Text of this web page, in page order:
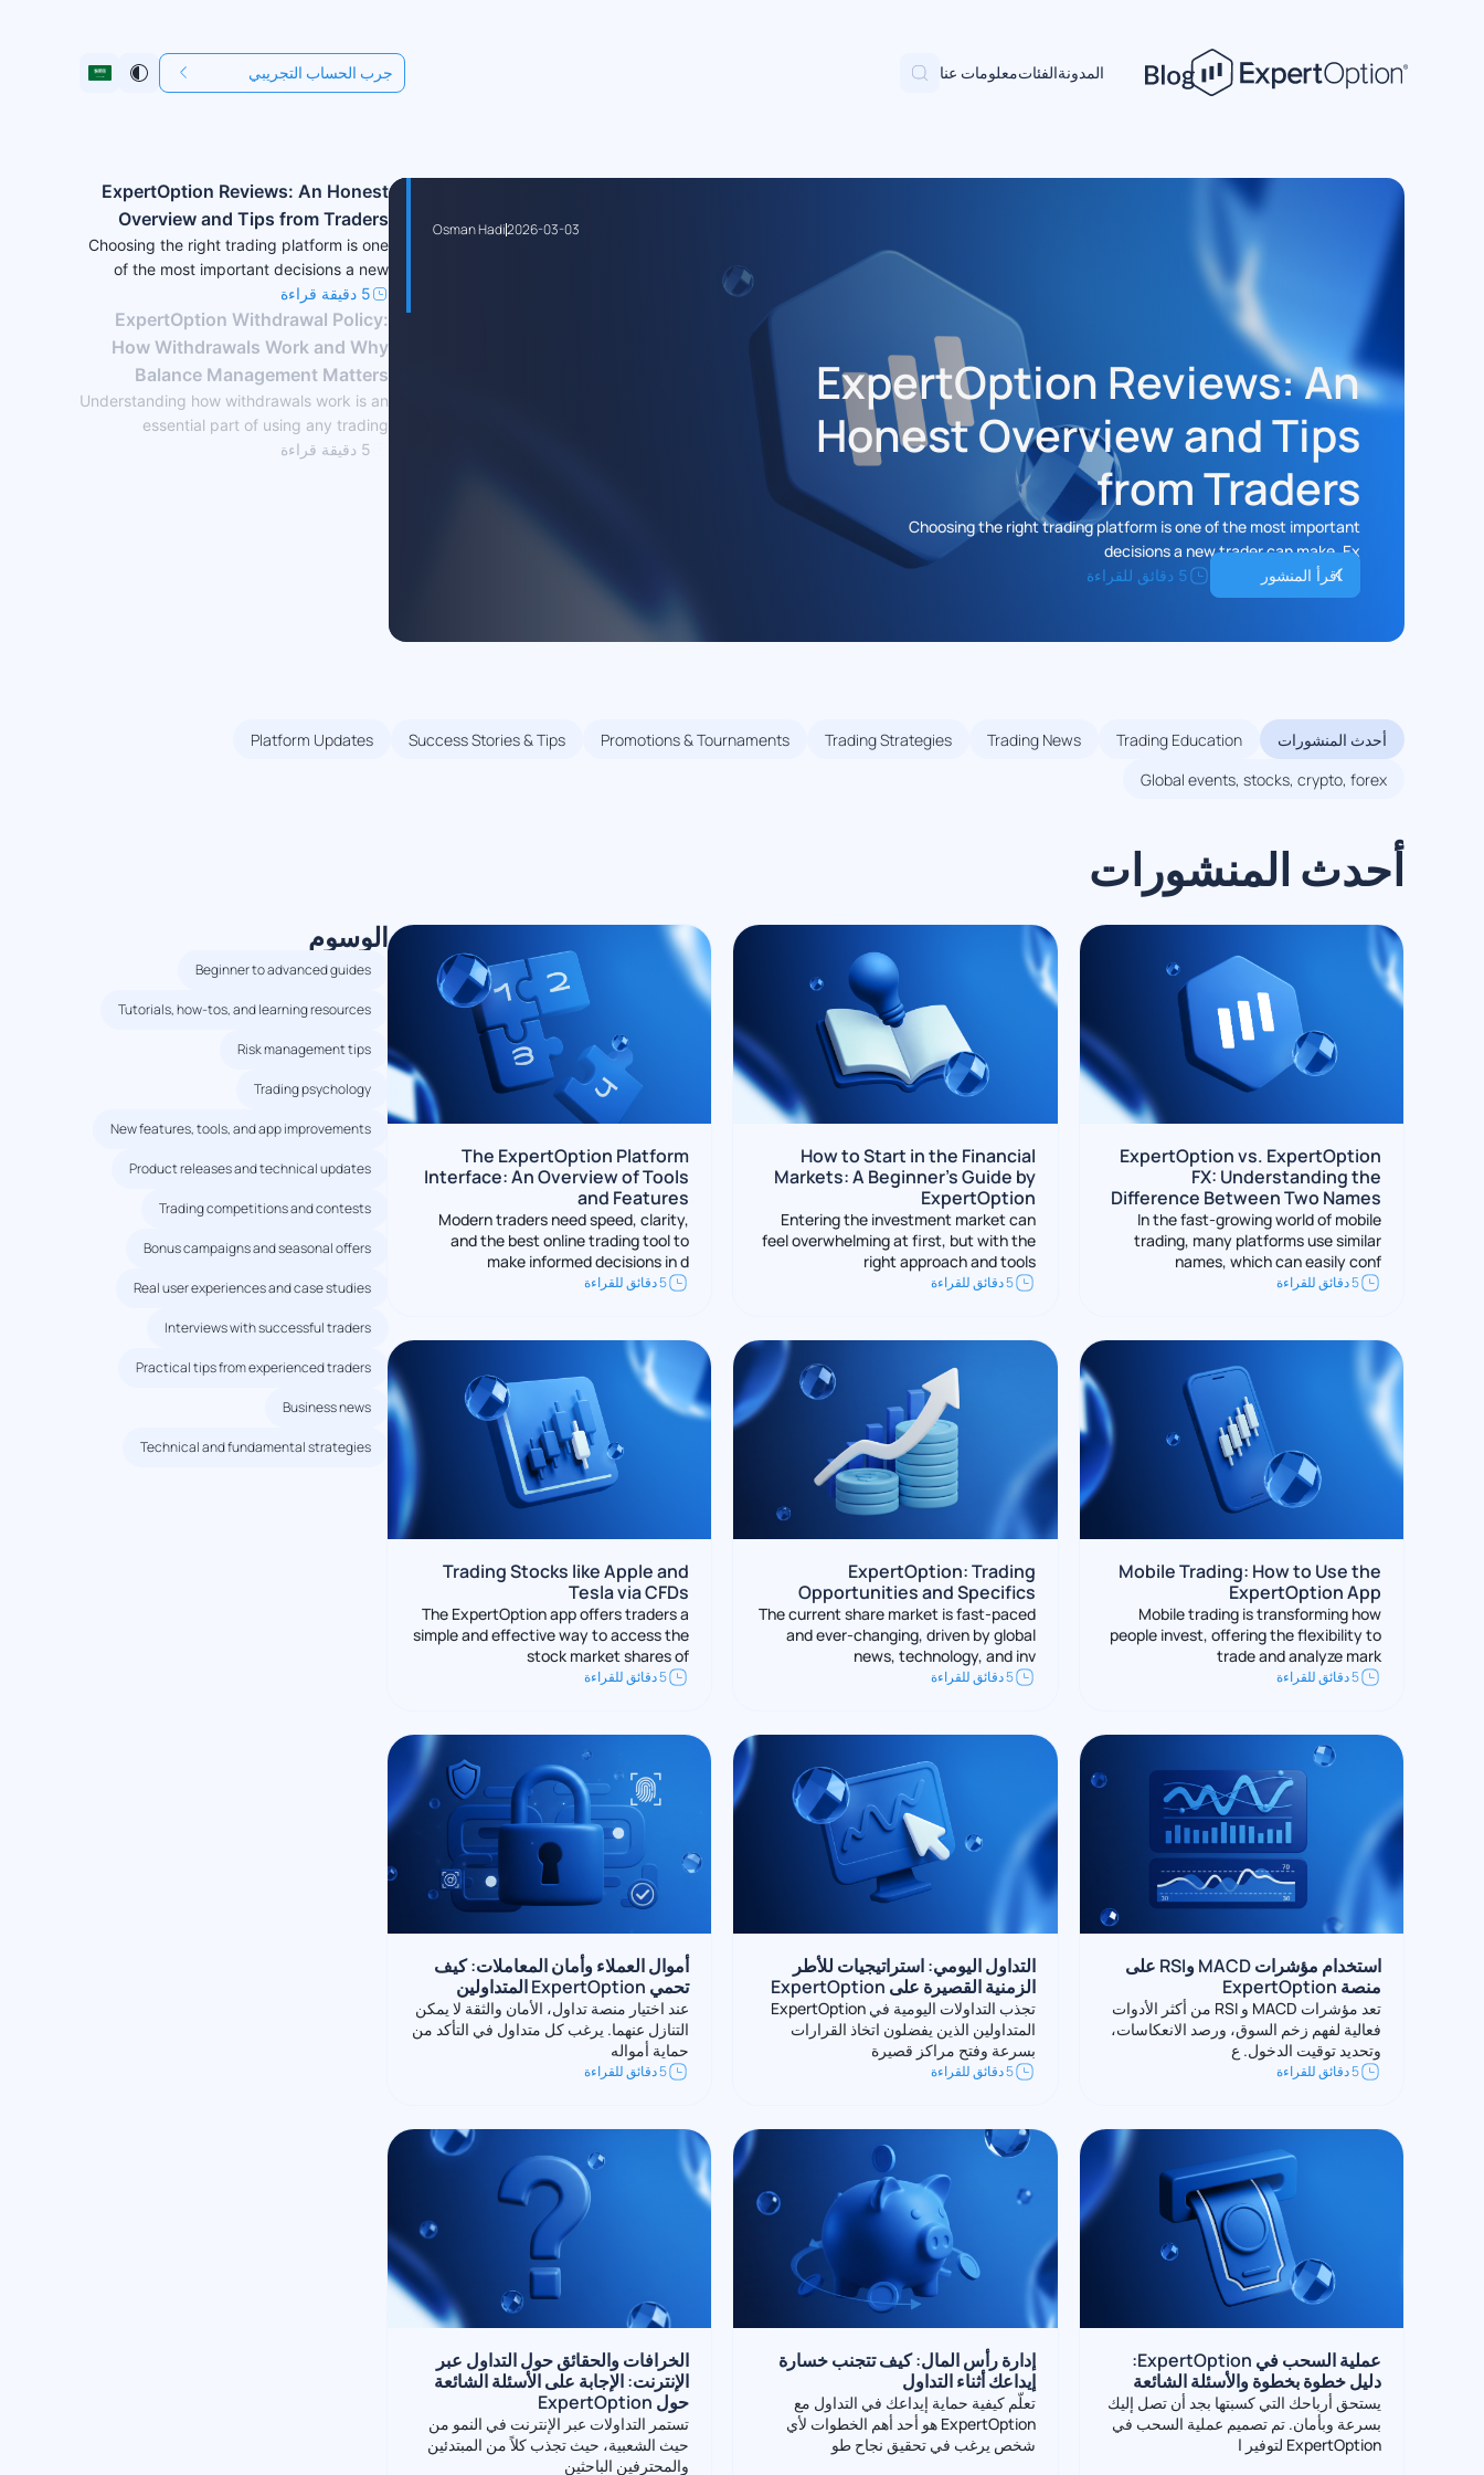
المدونةالفئاتمعلومات عنا جرب الحساب التجريبي
2026-03-03
Osman Hadi
ExpertOption Reviews: An
Honest Overview and Tips
from Traders
Choosing the right trading platform is one of the most important
decisions a new trader can make. Ex
اقرأ المنشور 5 دقائق للقراءة
ExpertOption Reviews: An Honest
Overview and Tips from Traders
Choosing the right trading platform is one
of the most important decisions a new
trader can make. Ex
5 دقيقة قراءة
ExpertOption Withdrawal Policy:
How Withdrawals Work and Why
Balance Management Matters
Understanding how withdrawals work is an
essential part of using any trading
platform responsibly. A
5 دقيقة قراءة
أحدث المنشورات Trading Education
Trading News
Trading Strategies
Promotions & Tournaments
Success Stories & Tips
Platform Updates
Global events, stocks, crypto, forex
أحدث المنشورات
ExpertOption vs. ExpertOption
FX: Understanding the
Difference Between Two Names
In the fast-growing world of mobile
trading, many platforms use similar
names, which can easily conf
5 دقائق للقراءة
How to Start in the Financial
Markets: A Beginner’s Guide by
ExpertOption
Entering the investment market can
feel overwhelming at first, but with the
right approach and tools
5 دقائق للقراءة
The ExpertOption Platform
Interface: An Overview of Tools
and Features
Modern traders need speed, clarity,
and the best online trading tool to
make informed decisions in d
5 دقائق للقراءة
Mobile Trading: How to Use the
ExpertOption App
Mobile trading is transforming how
people invest, offering the flexibility to
trade and analyze mark
5 دقائق للقراءة
ExpertOption: Trading
Opportunities and Specifics
The current share market is fast-paced
and ever-changing, driven by global
news, technology, and inv
5 دقائق للقراءة
Trading Stocks like Apple and
Tesla via CFDs
The ExpertOption app offers traders a
simple and effective way to access the
stock market shares of
5 دقائق للقراءة
استخدام مؤشرات MACD وRSI على
منصة ExpertOption
تعد مؤشرات MACD و RSI من أكثر الأدوات
فعالية لفهم زخم السوق، ورصد الانعكاسات،
وتحديد توقيت الدخول. ع
5 دقائق للقراءة
التداول اليومي: استراتيجيات للأطر
الزمنية القصيرة على ExpertOption
تجذب التداولات اليومية في ExpertOption
المتداولين الذين يفضلون اتخاذ القرارات
بسرعة وفتح مراكز قصيرة
5 دقائق للقراءة
أموال العملاء وأمان المعاملات: كيف
تحمي ExpertOption المتداولين
عند اختيار منصة تداول، الأمان والثقة لا يمكن
التنازل عنهما. يرغب كل متداول في التأكد من
حماية أمواله
5 دقائق للقراءة
عملية السحب في ExpertOption:
دليل خطوة بخطوة والأسئلة الشائعة
يستحق أرباحك التي كسبتها بجد أن تصل إليك
بسرعة وبأمان. تم تصميم عملية السحب في
ExpertOption لتوفير ا
إدارة رأس المال: كيف تتجنب خسارة
إيداعك أثناء التداول
تعلّم كيفية حماية إيداعك في التداول مع
ExpertOption هو أحد أهم الخطوات لأي
شخص يرغب في تحقيق نجاح طو
الخرافات والحقائق حول التداول عبر
الإنترنت: الإجابة على الأسئلة الشائعة
حول ExpertOption
تستمر التداولات عبر الإنترنت في النمو من
حيث الشعبية، حيث تجذب كلاً من المبتدئين
والمحترفين الباحثين
الوسوم
Beginner to advanced guides
Tutorials, how-tos, and learning resources
Risk management tips
Trading psychology
New features, tools, and app improvements
Product releases and technical updates
Trading competitions and contests
Bonus campaigns and seasonal offers
Real user experiences and case studies
Interviews with successful traders
Practical tips from experienced traders
Business news
Technical and fundamental strategies